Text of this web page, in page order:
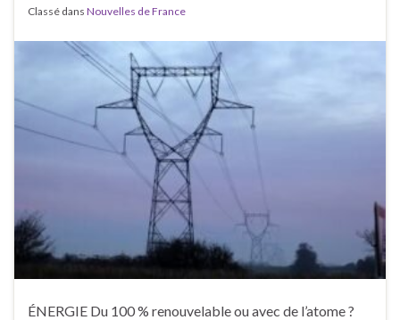
Classé dans Nouvelles de France
ÉNERGIE Du 100 % renouvelable ou avec de l’atome ?